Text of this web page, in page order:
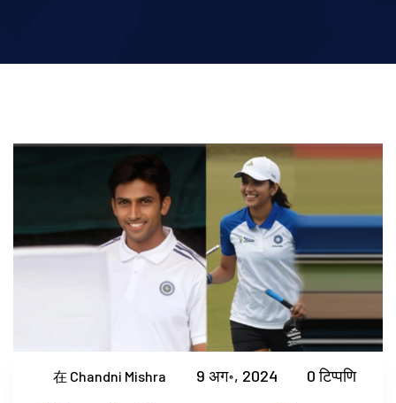
在 Chandni Mishra 9 अग॰, 2024 0 टिप्पणि